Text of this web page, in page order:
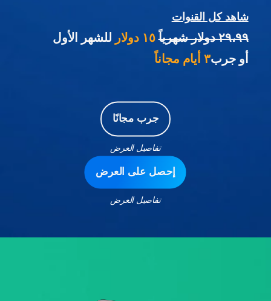
شاهد كل القنوات
٢٩،٩٩ دولار شهرياً ١٥ دولار
للشهر الأول
أو جرب٣ أيام مجاناً
جرب مجانًا
تفاصيل العرض
إحصل على العرض
تفاصيل العرض